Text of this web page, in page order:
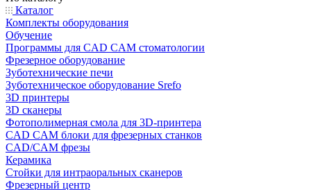
Каталог
Комплекты оборудования
Обучение
Программы для CAD CAM стоматологии
Фрезерное оборудование
Зуботехнические печи
Зуботехническое оборудование Srefo
3D принтеры
3D сканеры
Фотополимерная смола для 3D-принтера
CAD CAM блоки для фрезерных станков
CAD/CAM фрезы
Керамика
Стойки для интраоральных сканеров
Фрезерный центр